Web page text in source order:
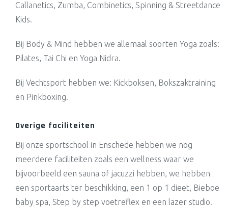
Callanetics, Zumba, Combinetics, Spinning & Streetdance
Kids.
Bij Body & Mind hebben we allemaal soorten Yoga zoals:
Pilates, Tai Chi en Yoga Nidra.
Bij Vechtsport hebben we: Kickboksen, Bokszaktraining
en Pinkboxing.
Overige faciliteiten
Bij onze sportschool in Enschede hebben we nog
meerdere faciliteiten zoals een wellness waar we
bijvoorbeeld een sauna of jacuzzi hebben, we hebben
een sportaarts ter beschikking, een 1 op 1 dieet, Bieboe
baby spa, Step by step voetreflex en een lazer studio.